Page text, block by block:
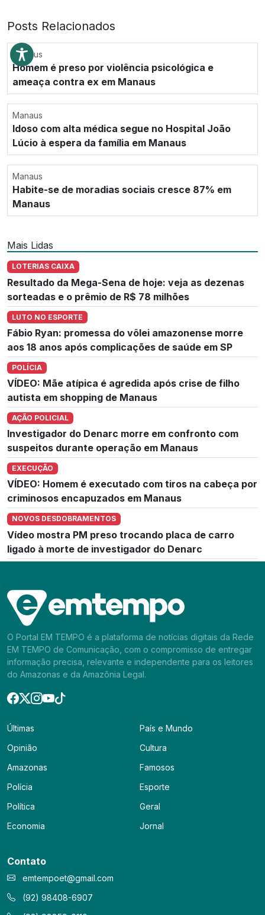
Posts Relacionados
Manaus
Homem é preso por violência psicológica e
ameaça contra ex em Manaus
Manaus
Idoso com alta médica segue no Hospital João
Lúcio à espera da família em Manaus
Manaus
Habite-se de moradias sociais cresce 87% em
Manaus
Mais Lidas
LOTERIAS CAIXA
Resultado da Mega-Sena de hoje: veja as dezenas
sorteadas e o prêmio de R$ 78 milhões
LUTO NO ESPORTE
Fábio Ryan: promessa do vôlei amazonense morre
aos 18 anos após complicações de saúde em SP
POLÍCIA
VÍDEO: Mãe atípica é agredida após crise de filho
autista em shopping de Manaus
AÇÃO POLICIAL
Investigador do Denarc morre em confronto com
suspeitos durante operação em Manaus
EXECUÇÃO
VÍDEO: Homem é executado com tiros na cabeça por
criminosos encapuzados em Manaus
NOVOS DESDOBRAMENTOS
Vídeo mostra PM preso trocando placa de carro
ligado à morte de investigador do Denarc
O Portal EM TEMPO é a plataforma de notícias digitais da Rede
EM TEMPO de Comunicação, com o compromisso de entregar
informação precisa, relevante e independente para os leitores
do Amazonas e da Amazônia Legal.
Últimas
Opinião
Amazonas
Polícia
Política
Economia
País e Mundo
Cultura
Famosos
Esporte
Geral
Jornal
Contato
emtempoet@gmail.com
(92) 98408-6907